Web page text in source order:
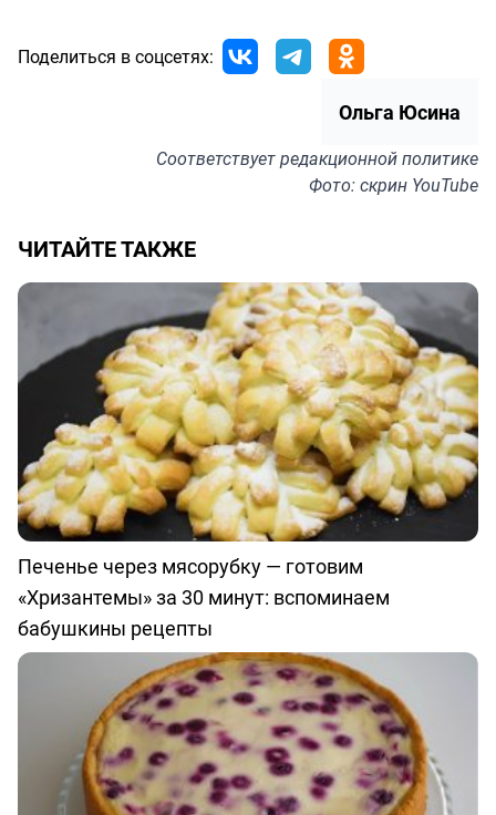
Поделиться в соцсетях:
Ольга Юсина
Соответствуетредакционной политике
Фото: скрин YouTube
ЧИТАЙТЕ ТАКЖЕ
Печенье через мясорубку — готовим
«Хризантемы» за 30 минут: вспоминаем
бабушкины рецепты